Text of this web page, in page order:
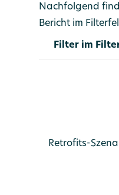
Nachfolgend
Bericht im
Filter im
Retrofits-